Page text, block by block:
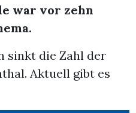
war vor zehn
sinkt die Zahl der
Aktuell gibt es